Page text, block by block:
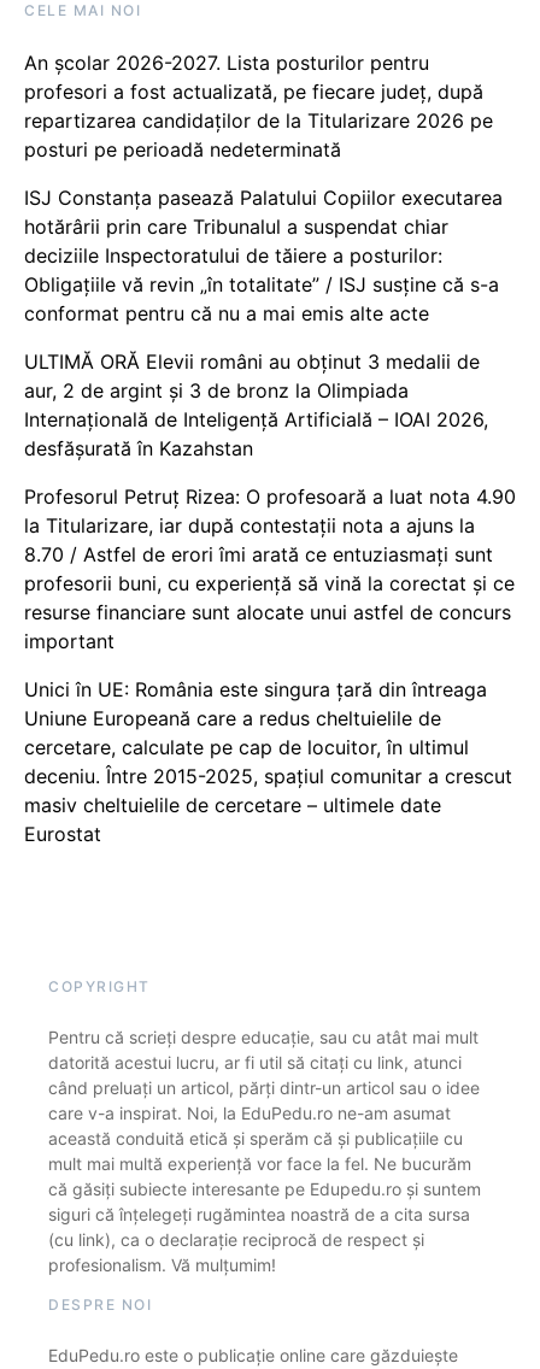
CELE MAI NOI
An școlar 2026-2027. Lista posturilor pentru
profesori a fost actualizată, pe fiecare județ, după
repartizarea candidaților de la Titularizare 2026 pe
posturi pe perioadă nedeterminată
ISJ Constanța pasează Palatului Copiilor executarea
hotărârii prin care Tribunalul a suspendat chiar
deciziile Inspectoratului de tăiere a posturilor:
Obligațiile vă revin „în totalitate” / ISJ susține că s-a
conformat pentru că nu a mai emis alte acte
ULTIMĂ ORĂ Elevii români au obținut 3 medalii de
aur, 2 de argint și 3 de bronz la Olimpiada
Internațională de Inteligență Artificială – IOAI 2026,
desfășurată în Kazahstan
Profesorul Petruț Rizea: O profesoară a luat nota 4.90
la Titularizare, iar după contestații nota a ajuns la
8.70 / Astfel de erori îmi arată ce entuziasmați sunt
profesorii buni, cu experiență să vină la corectat și ce
resurse financiare sunt alocate unui astfel de concurs
important
Unici în UE: România este singura țară din întreaga
Uniune Europeană care a redus cheltuielile de
cercetare, calculate pe cap de locuitor, în ultimul
deceniu. Între 2015-2025, spațiul comunitar a crescut
masiv cheltuielile de cercetare – ultimele date
Eurostat
COPYRIGHT
Pentru că scrieți despre educație, sau cu atât mai mult
datorită acestui lucru, ar fi util să citați cu link, atunci
când preluați un articol, părți dintr-un articol sau o idee
care v-a inspirat. Noi, la EduPedu.ro ne-am asumat
această conduită etică și sperăm că și publicațiile cu
mult mai multă experiență vor face la fel. Ne bucurăm
că găsiți subiecte interesante pe Edupedu.ro și suntem
siguri că înțelegeți rugămintea noastră de a cita sursa
(cu link), ca o declarație reciprocă de respect și
profesionalism. Vă mulțumim!
DESPRE NOI
EduPedu.ro este o publicație online care găzduiește